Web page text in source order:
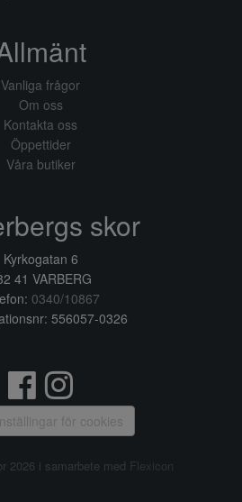
Vanliga frågor
Om oss
Kontakta oss
Öppettider
Våra butiker
skor
Kyrkogatan 6
41 VARBERG
0340/10867
556057-0326
för cookies
2026 i samarbete med Flexicon